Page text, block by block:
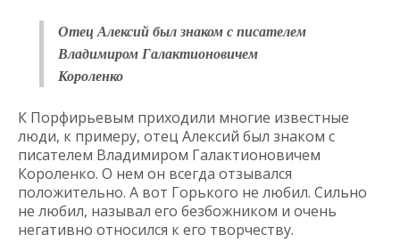
Отец Алексий был знаком с писателем
Владимиром Галактионовичем
Короленко
К Порфирьевым приходили многие известные
люди, к примеру, отец Алексий был знаком с
писателем Владимиром Галактионовичем
Короленко. О нем он всегда отзывался
положительно. А вот Горького не любил. Сильно
не любил, называл его безбожником и очень
негативно относился к его творчеству.